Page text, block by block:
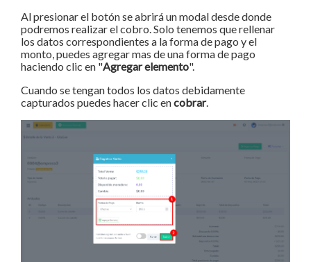
Al presionar el botón se abrirá un modal desde donde
podremos realizar el cobro. Solo tenemos que rellenar
los datos correspondientes a la forma de pago y el
monto, puedes agregar mas de una forma de pago
haciendo clic en "Agregar elemento".
Cuando se tengan todos los datos debidamente
capturados puedes hacer clic encobrar.